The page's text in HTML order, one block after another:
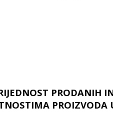
PRODANIH
PROIZVODA